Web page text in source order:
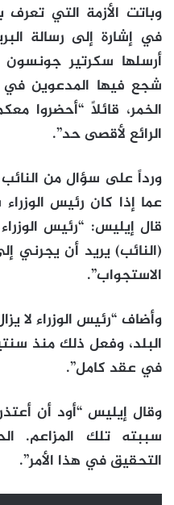
وباتت الأزمة التي
في إشارة إلى رسالة
أرسلها سكرتير جونسون
الخمر، قائلاً “أحضروا
الرائع لأقصى حد”.
ورداً على سؤال من
عما إذا كان رئيس
قال إيليس: “رئيس
(النائب) يريد أن يجرني
الاستجواب”.
وأضاف “رئيس الوزراء لا
البلد، وفعل ذلك منذ
في عقد كامل”.
وقال إيليس “أود أن
سببته تلك المزاعم.
التحقيق في هذا الأمر”.